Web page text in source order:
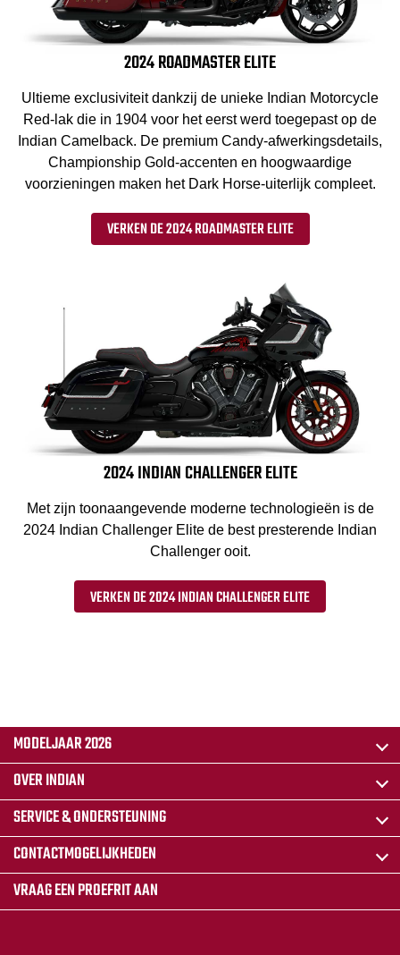
2024 ROADMASTER ELITE
Ultieme exclusiviteit dankzij de unieke Indian Motorcycle
Red-lak die in 1904 voor het eerst werd toegepast op de
Indian Camelback. De premium Candy-afwerkingsdetails,
Championship Gold-accenten en hoogwaardige
voorzieningen maken het Dark Horse-uiterlijk compleet.
VERKEN DE 2024 ROADMASTER ELITE
2024 INDIAN CHALLENGER ELITE
Met zijn toonaangevende moderne technologieën is de
2024 Indian Challenger Elite de best presterende Indian
Challenger ooit.
VERKEN DE 2024 INDIAN CHALLENGER ELITE
MODELJAAR 2026
OVER INDIAN
SERVICE & ONDERSTEUNING
CONTACTMOGELIJKHEDEN
VRAAG EEN PROEFRIT AAN